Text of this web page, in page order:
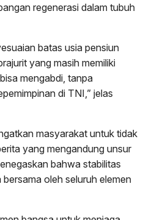
regenerasi dalam tubuh
batas usia pensiun
yang masih memiliki
mengabdi, tanpa
di TNI,” jelas
masyarakat untuk tidak
yang mengandung unsur
bahwa stabilitas
oleh seluruh elemen